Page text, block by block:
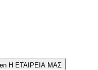
Η ΕΤΑΙΡΕΙΑ ΜΑΣ